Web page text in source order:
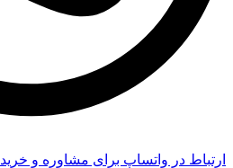
ارتباط در واتساپ برای مشاوره و خرید